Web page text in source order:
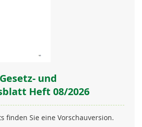
und
Heft 08/2026
finden Sie eine Vorschauversion.